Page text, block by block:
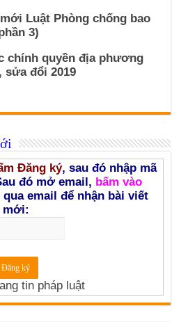
Luật Phòng chống bao
3)
chính quyền địa phương
sửa đổi 2019
Đăng ký, sau đó nhập mã
đó mở email, bấm vào
email để nhận bài viết
mới:
tin pháp luật